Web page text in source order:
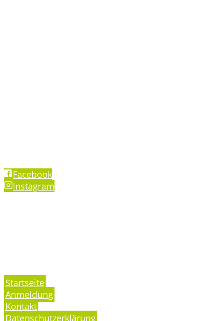
Facebook
Instagram
Startseite
Anmeldung
Kontakt
Datenschutzerklärung